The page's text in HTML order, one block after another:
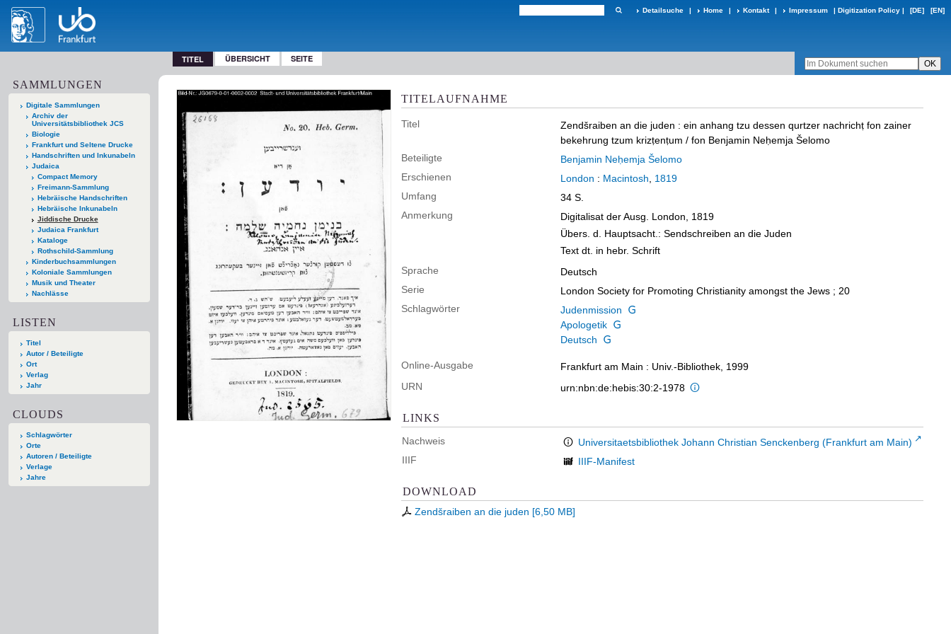
Detailsuche | Home | Kontakt | Impressum | Digitization Policy | [DE] [EN]
TITEL ÜBERSICHT SEITE
SAMMLUNGEN
Digitale Sammlungen
Archiv der
Universitätsbibliothek JCS
Biologie
Frankfurt und Seltene Drucke
Handschriften und Inkunabeln
Judaica
Compact Memory
Freimann-Sammlung
Hebräische Handschriften
Hebräische Inkunabeln
Jiddische Drucke
Judaica Frankfurt
Kataloge
Rothschild-Sammlung
Kinderbuchsammlungen
Koloniale Sammlungen
Musik und Theater
Nachlässe
LISTEN
Titel
Autor / Beteiligte
Ort
Verlag
Jahr
CLOUDS
Schlagwörter
Orte
Autoren / Beteiligte
Verlage
Jahre
TITELAUFNAHME
Titel Zendšraiben an die juden : ein anhang tzu dessen qurtzer nachrichṭ fon zainer
bekehrung tzum krizṭenṭum / fon Benjamin Neḥemja Šelomo
Beteiligte
Benjamin Neḥemja Šelomo
Erschienen
London : Macintosh
1819
Umfang
34 S.
Anmerkung
Digitalisat der Ausg. London, 1819
Übers. d. Hauptsacht.: Sendschreiben an die Juden
Text dt. in hebr. Schrift
Sprache
Deutsch
Serie
London Society for Promoting Christianity amongst the Jews ; 20
Schlagwörter
Judenmission
Apologetik
Deutsch
Online-Ausgabe
Frankfurt am Main : Univ.-Bibliothek, 1999
URN
urn:nbn:de:hebis:30:2-1978
LINKS
Nachweis
Universitaetsbibliothek Johann Christian Senckenberg (Frankfurt am Main)
IIIF
IIIF-Manifest
DOWNLOAD
Zendšraiben an die juden [6,50 MB]